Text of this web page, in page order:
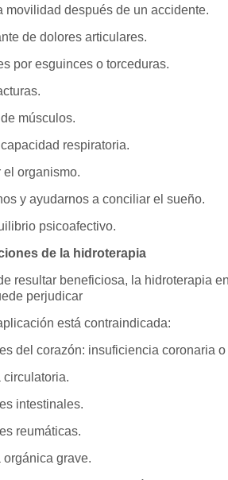
movilidad después de un accidente.
de dolores articulares.
por esguinces o torceduras.
músculos.
respiratoria.
organismo.
y ayudarnos a conciliar el sueño.
psicoafectivo.
de la hidroterapia
resultar beneficiosa, la hidroterapia
perjudicar
está contraindicada:
del corazón: insuficiencia coronaria o
circulatoria.
intestinales.
reumáticas.
grave.